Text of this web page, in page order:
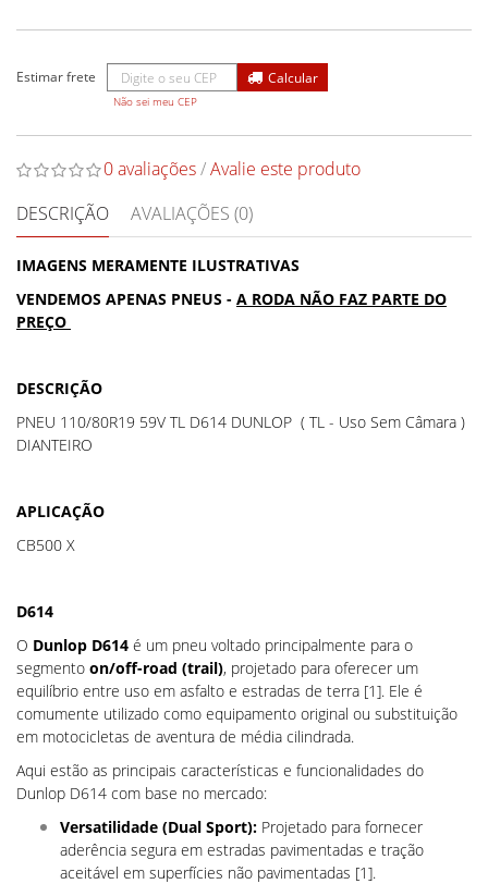
Não sei meu CEP
0 avaliações/Avalie este produto
DESCRIÇÃO
AVALIAÇÕES (0)
IMAGENS MERAMENTE ILUSTRATIVAS
VENDEMOS APENAS PNEUS - A RODA NÃO FAZ PARTE DO
PREÇO
DESCRIÇÃO
PNEU 110/80R19 59V TL D614 DUNLOP ( TL - Uso Sem Câmara )
DIANTEIRO
APLICAÇÃO
CB500 X
D614
O Dunlop D614 é um pneu voltado principalmente para o
segmento on/off-road (trail), projetado para oferecer um
equilíbrio entre uso em asfalto e estradas de terra [1]. Ele é
comumente utilizado como equipamento original ou substituição
em motocicletas de aventura de média cilindrada.
Aqui estão as principais características e funcionalidades do
Dunlop D614 com base no mercado:
Versatilidade (Dual Sport): Projetado para fornecer
aderência segura em estradas pavimentadas e tração
aceitável em superfícies não pavimentadas [1].